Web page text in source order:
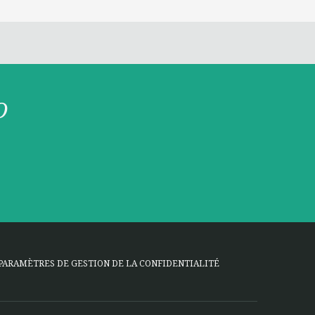
DE GESTION DE LA CONFIDENTIALITÉ